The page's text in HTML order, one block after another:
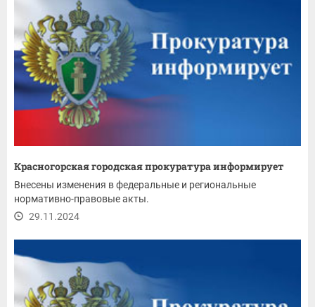
Красногорская городская прокуратура информирует
Внесены изменения в федеральные и региональные
нормативно-правовые акты.
29.11.2024